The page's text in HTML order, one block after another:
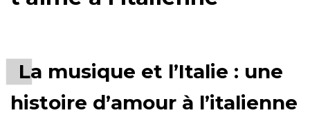
La musique et l’Italie : une
histoire d’amour à l’italienne